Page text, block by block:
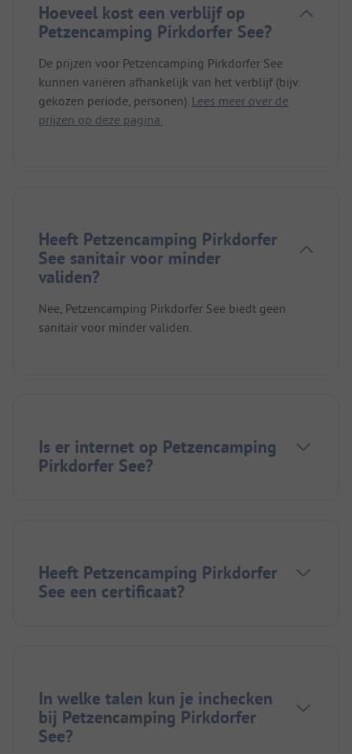
Hoeveel kost een verblijf op
Petzencamping Pirkdorfer See?
De prijzen voor Petzencamping Pirkdorfer See
kunnen variëren afhankelijk van het verblijf (bijv.
gekozen periode, personen). Lees meer over de
prijzen op deze pagina.
Heeft Petzencamping Pirkdorfer
See sanitair voor minder
validen?
Nee, Petzencamping Pirkdorfer See biedt geen
sanitair voor minder validen.
Is er internet op Petzencamping
Pirkdorfer See?
Heeft Petzencamping Pirkdorfer
See een certificaat?
In welke talen kun je inchecken
bij Petzencamping Pirkdorfer
See?